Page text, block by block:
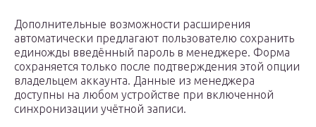
Дополнительные возможности расширения
автоматически предлагают пользователю сохранить
единожды введённый пароль в менеджере. Форма
сохраняется только после подтверждения этой опции
владельцем аккаунта. Данные из менеджера
доступны на любом устройстве при включенной
синхронизации учётной записи.